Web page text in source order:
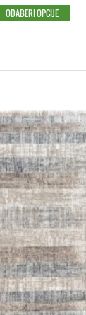
ODABERI OPCIJE